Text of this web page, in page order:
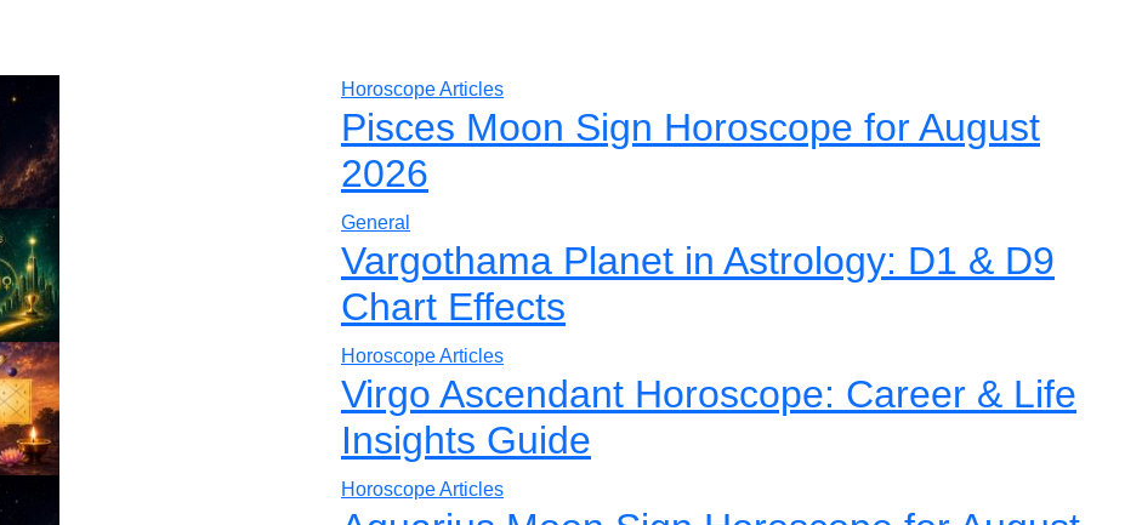
Horoscope Articles
Pisces Moon Sign Horoscope for August
2026
General
Vargothama Planet in Astrology: D1 & D9
Chart Effects
Horoscope Articles
Virgo Ascendant Horoscope: Career & Life
Insights Guide
Horoscope Articles